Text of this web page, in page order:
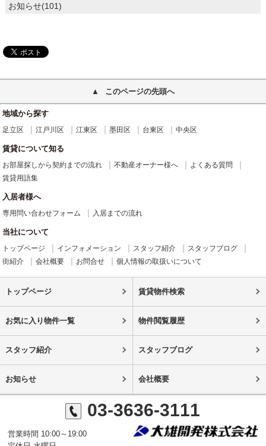
お知らせ(101)
このページの先頭へ
地域から探す
足立区 江戸川区 江東区 墨田区 台東区 中央区
賃貸について知る
お部屋探しから契約までの流れ 不動産オーナー様へ
よくある質問
賃貸用語集
入居者様へ
専用問い合わせフォーム 入居までの流れ
当社について
トップページ インフォメーション スタッフ紹介
スタッフブログ
街紹介
会社概要 お問合せ 個人情報の取扱いについて
トップページ 賃貸物件検索
お気に入り物件一覧 物件閲覧履歴
スタッフ紹介 スタッフブログ
お知らせ 会社概要
03-3636-3111
営業時間 10:00～19:00